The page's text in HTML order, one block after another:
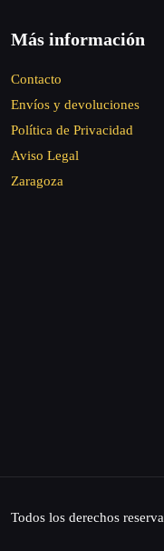
Más información
Contacto
Envíos y devoluciones
Política de Privacidad
Aviso Legal
Zaragoza
Todos los derechos